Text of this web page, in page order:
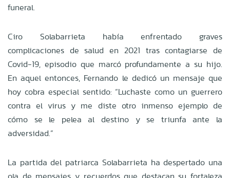
funeral.
Ciro Solabarrieta había enfrentado graves
complicaciones de salud en 2021 tras contagiarse de
Covid-19, episodio que marcó profundamente a su hijo.
En aquel entonces, Fernando le dedicó un mensaje que
hoy cobra especial sentido: “Luchaste como un guerrero
contra el virus y me diste otro inmenso ejemplo de
cómo se le pelea al destino y se triunfa ante la
adversidad.”
La partida del patriarca Solabarrieta ha despertado una